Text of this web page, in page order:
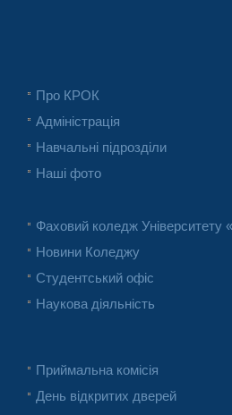
Про КРОК
Адміністрація
Навчальні підрозділи
Наші фото
Фаховий коледж Університету
Новини Коледжу
Студентський офіс
Наукова діяльність
Приймальна комісія
День відкритих дверей